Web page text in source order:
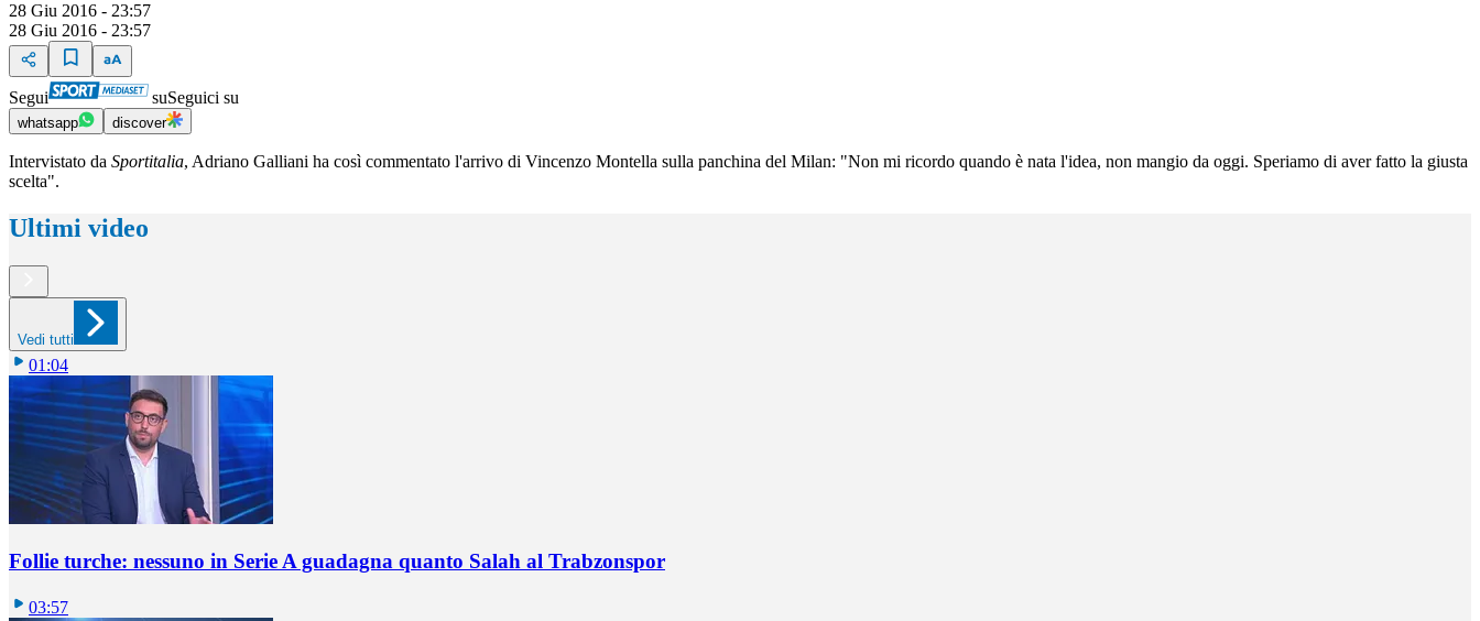
28 Giu 2016 - 23:57
28 Giu 2016 - 23:57
Segui suSeguici su
whatsapp discover
Intervistato da Sportitalia, Adriano Galliani ha così commentato l'arrivo di Vincenzo Montella sulla panchina del Milan: "Non mi ricordo quando è nata l'idea, non mangio da oggi. Speriamo di aver fatto la giusta
scelta".
Ultimi video
Vedi tutti
01:04
Follie turche: nessuno in Serie A guadagna quanto Salah al Trabzonspor
03:57